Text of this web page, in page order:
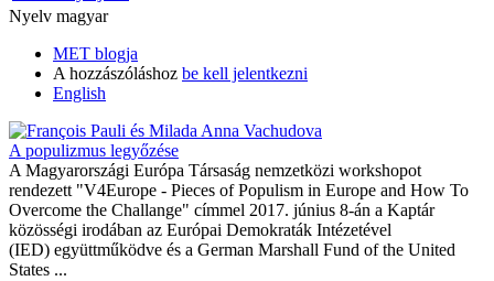
Nyelv magyar
MET blogja
A hozzászóláshoz be kell jelentkezni
English
A populizmus legyőzése
A Magyarországi Európa Társaság nemzetközi workshopot
rendezett "V4Europe - Pieces of Populism in Europe and How To
Overcome the Challange" címmel 2017. június 8-án a Kaptár
közösségi irodában az Európai Demokraták Intézetével
(IED) együttműködve és a German Marshall Fund of the United
States ...